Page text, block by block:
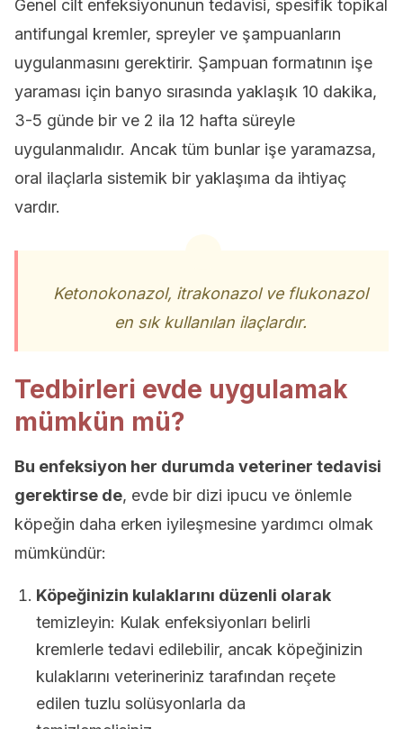
Genel cilt enfeksiyonunun tedavisi, spesifik topikal
antifungal kremler, spreyler ve şampuanların
uygulanmasını gerektirir. Şampuan formatının işe
yaraması için banyo sırasında yaklaşık 10 dakika,
3-5 günde bir ve 2 ila 12 hafta süreyle
uygulanmalıdır. Ancak tüm bunlar işe yaramazsa,
oral ilaçlarla sistemik bir yaklaşıma da ihtiyaç
vardır.
Ketonokonazol, itrakonazol ve flukonazol
en sık kullanılan ilaçlardır.
Tedbirleri evde uygulamak
mümkün mü?
Bu enfeksiyon her durumda veteriner tedavisi
gerektirse de, evde bir dizi ipucu ve önlemle
köpeğin daha erken iyileşmesine yardımcı olmak
mümkündür:
Köpeğinizin kulaklarını düzenli olarak
temizleyin: Kulak enfeksiyonları belirli
kremlerle tedavi edilebilir, ancak köpeğinizin
kulaklarını veterineriniz tarafından reçete
edilen tuzlu solüsyonlarla da